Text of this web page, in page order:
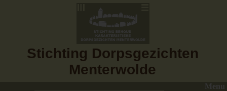
Stichting Dorpsgezichten
Menterwolde
Menu